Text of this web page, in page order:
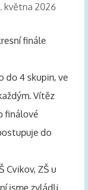
května 2026
finále
do 4 skupin, ve
Vítěz
finálové
do
Cvikov, ZŠ u
jsme zvládli